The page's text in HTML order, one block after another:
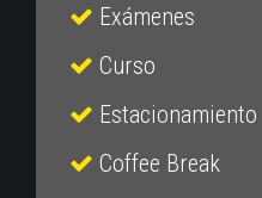
Exámenes
Curso
Estacionamiento
Coffee Break